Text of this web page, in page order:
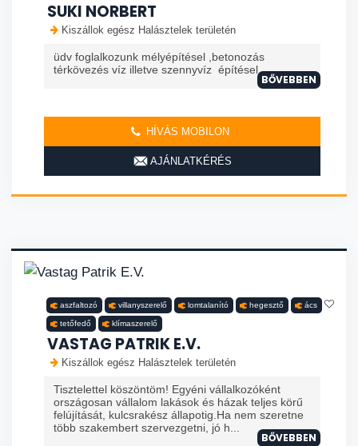
SUKI NORBERT
Kiszállok egész Halásztelek területén
üdv foglalkozunk mélyépítésel ,betonozás
térkövezés víz illetve szennyvíz építésel
BŐVEBBEN
HÍVÁS MOBILON
AJÁNLATKÉRÉS
aszfaltozó villanyszerelő lomtalanító hegesztő ács
tetőfedő klímaszerelő
VASTAG PATRIK E.V.
Kiszállok egész Halásztelek területén
Tisztelettel köszöntöm! Egyéni vállalkozóként
országosan vállalom lakások és házak teljes körű
felújítását, kulcsrakész állapotig.Ha nem szeretne
több szakembert szervezgetni, jó h...
BŐVEBBEN